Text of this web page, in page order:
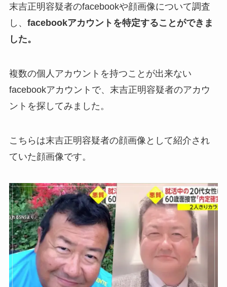
末吉正明容疑者のfacebookや顔画像について調査
し、 facebookアカウントを特定することができま
した。
複数の個人アカウントを持つことが出来ない
facebookアカウントで、末吉正明容疑者のアカウ
ントを探してみました。
こちらは末吉正明容疑者の顔画像として紹介され
ていた顔画像です。